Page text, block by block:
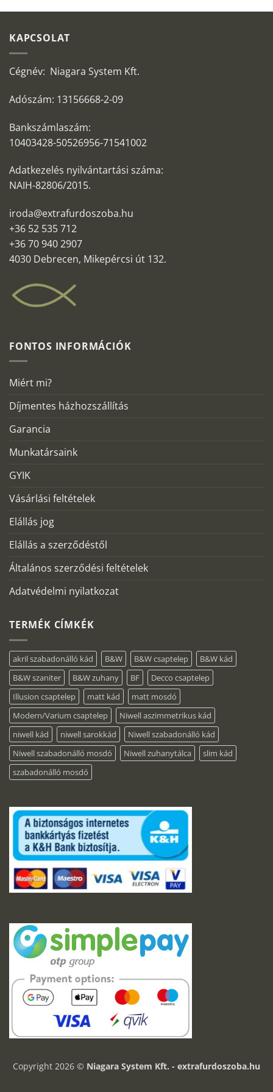
KAPCSOLAT
Cégnév: Niagara System Kft.
Adószám: 13156668-2-09
Bankszámlaszám:
10403428-50526956-71541002
Adatkezelés nyilvántartási száma:
NAIH-82806/2015.
iroda@extrafurdoszoba.hu
+36 52 535 712
+36 70 940 2907
4030 Debrecen, Mikepércsi út 132.
FONTOS INFORMÁCIÓK
Miért mi?
Díjmentes házhozszállítás
Garancia
Munkatársaink
GYIK
Vásárlási feltételek
Elállás jog
Elállás a szerződéstől
Általános szerződési feltételek
Adatvédelmi nyilatkozat
TERMÉK CÍMKÉK
akril szabadonálló kád B&W B&W csaptelep
B&W kád
B&W szaniter
B&W zuhany BF
Decco csaptelep
Illusion csaptelep
matt kád
matt mosdó
Modern/Varium csaptelep
Niwell aszimmetrikus kád
niwell kád
niwell sarokkád
Niwell szabadonálló kád
Niwell szabadonálló mosdó
Niwell zuhanytálca
slim kád
szabadonálló mosdó
Copyright 2026 © Niagara System Kft. - extrafurdoszoba.hu